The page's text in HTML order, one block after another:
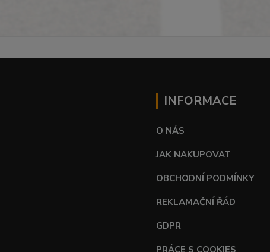
INFORMACE
O NÁS
JAK NAKUPOVAT
OBCHODNÍ PODMÍNKY
REKLAMAČNÍ ŘÁD
GDPR